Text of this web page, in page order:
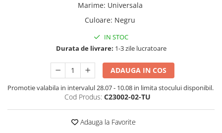
Marime: Universala
Culoare: Negru
IN STOC
Durata de livrare: 1-3 zile lucratoare
ADAUGA IN COS
Promotie valabila in intervalul 28.07 - 10.08 in limita stocului disponibil.
Cod Produs: C23002-02-TU
Adauga la Favorite